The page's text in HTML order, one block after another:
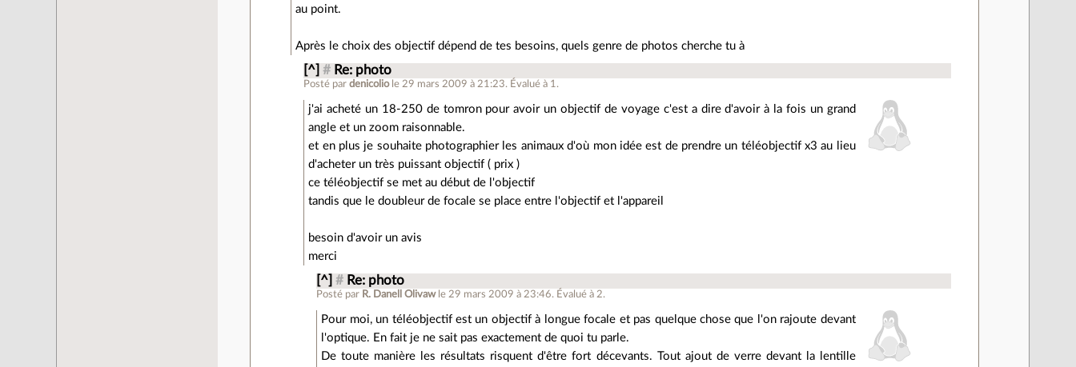
au point.
Après le choix des objectif dépend de tes besoins, quels genre de photos cherche tu à
[^] # Re: photo
Posté pardenicolio le 29 mars 2009 à 21:23. Évalué à 1 .
j'ai acheté un 18-250 de tomron pour avoir un objectif de voyage c'est a dire d'avoir à la fois un grand
angle et un zoom raisonnable.
et en plus je souhaite photographier les animaux d'où mon idée est de prendre un téléobjectif x3 au lieu
d'acheter un très puissant objectif ( prix )
ce téléobjectif se met au début de l'objectif
tandis que le doubleur de focale se place entre l'objectif et l'appareil
besoin d'avoir un avis
merci
[^] # Re: photo
Posté par R. Danell Olivaw le 29 mars 2009 à 23:46. Évalué à 2.
Pour moi, un téléobjectif est un objectif à longue focale et pas quelque chose que l'on rajoute devant
l'optique. En fait je ne sait pas exactement de quoi tu parle.
De toute manière les résultats risquent d'être fort décevants. Tout ajout de verre devant la lentille